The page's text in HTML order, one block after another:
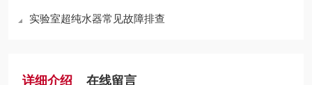
实验室超纯水器常见故障排查
详细介绍 在线留言